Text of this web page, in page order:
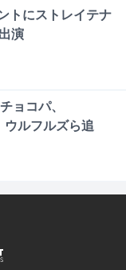
トにストレイテナ
演
ョコパ、
ルフルズら追